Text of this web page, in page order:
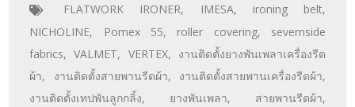
FLATWORK IRONER, IMESA, ironing belt,
NICHOLINE, Pomex 55, roller covering, severnside
fabrics,VALMET, VERTEX, งานติดตั้งยางพันเพลาเครื่องรีด
ผ้า, งานติดตั้งสายพานรีดผ้า, งานติดตั้งสายพานเครื่องรีดผ้า,
งานติดตั้งเทปพันลูกกลิ้ง, ยางพันเพลา, สายพานรีดผ้า,